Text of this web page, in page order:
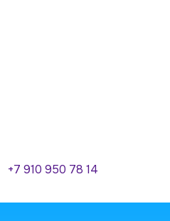
+7 910 950 78 14